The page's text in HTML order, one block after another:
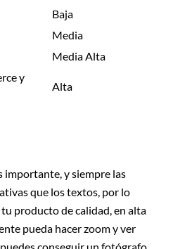
Baja
Media
Media Alta
y
Alta
importante, y siempre las
que los textos, por lo
producto de calidad, en alta
pueda hacer zoom y ver